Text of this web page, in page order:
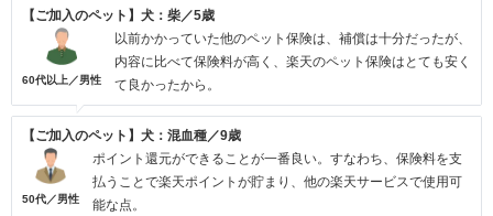
【ご加入のペット】犬：柴／5歳
60代以上／男性
以前かかっていた他のペット保険は、補償は十分だったが、
内容に比べて保険料が高く、楽天のペット保険はとても安く
て良かったから。
【ご加入のペット】犬：混血種／9歳
50代／男性
ポイント還元ができることが一番良い。すなわち、保険料を支
払うことで楽天ポイントが貯まり、他の楽天サービスで使用可
能な点。